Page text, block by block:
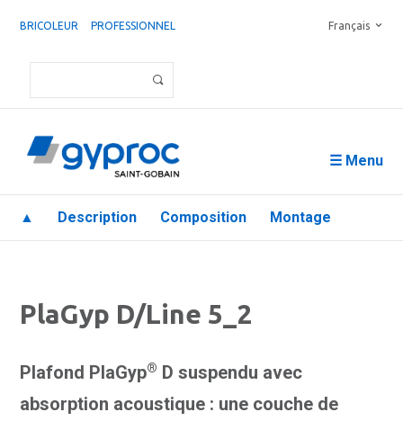
BRICOLEUR PROFESSIONNEL Français
☰ Menu
▲ Description Composition Montage
PlaGyp D/Line 5_2
Plafond PlaGyp® D suspendu avec
absorption acoustique : une couche de